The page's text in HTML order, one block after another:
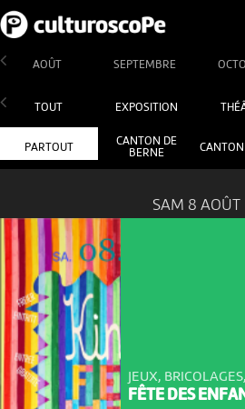
AOÛT SEPTEMBRE
TOUT EXPOSITION
PARTOUT
CANTON DE
BERNE
CANTON
SAM 8 AOÛT
JEUX,
FÊTE DES